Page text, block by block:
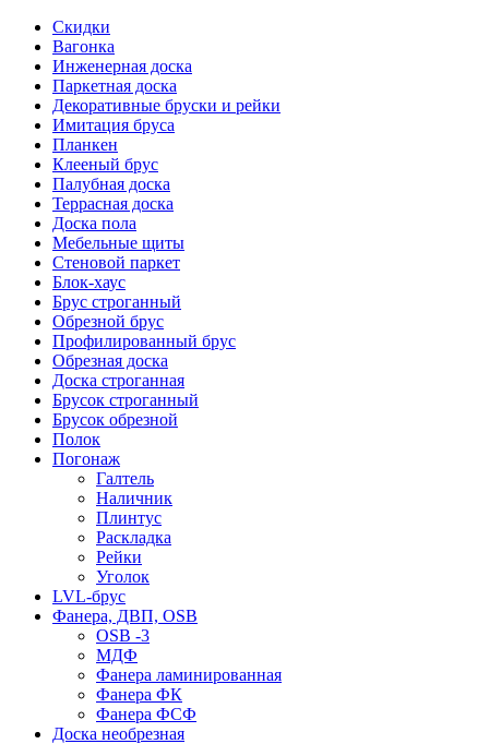
Скидки
Вагонка
Инженерная доска
Паркетная доска
Декоративные бруски и рейки
Имитация бруса
Планкен
Клееный брус
Палубная доска
Террасная доска
Доска пола
Мебельные щиты
Стеновой паркет
Блок-хаус
Брус строганный
Обрезной брус
Профилированный брус
Обрезная доска
Доска строганная
Брусок строганный
Брусок обрезной
Полок
Погонаж
Галтель
Наличник
Плинтус
Раскладка
Рейки
Уголок
LVL-брус
Фанера, ДВП, OSB
OSB -3
МДФ
Фанера ламинированная
Фанера ФК
Фанера ФСФ
Доска необрезная